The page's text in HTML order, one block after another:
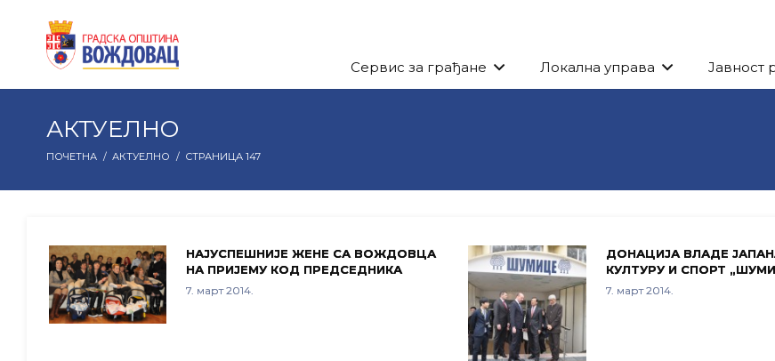
Сервис за грађане Локална управа Јавност
АКТУЕЛНО
ПОЧЕТНА / АКТУЕЛНО / СТРАНИЦА 147
НАЈУСПЕШНИЈЕ ЖЕНЕ СА ВОЖДОВЦА
НА ПРИЈЕМУ КОД ПРЕДСЕДНИКА
7. март 2014.
ДОНАЦИЈА ВЛАДЕ
КУЛТУРУ И СПОРТ
7. март 2014.